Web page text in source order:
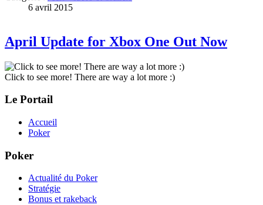
6 avril 2015
April Update for Xbox One Out Now
Click to see more! There are way a lot more :)
Le Portail
Accueil
Poker
Poker
Actualité du Poker
Stratégie
Bonus et rakeback